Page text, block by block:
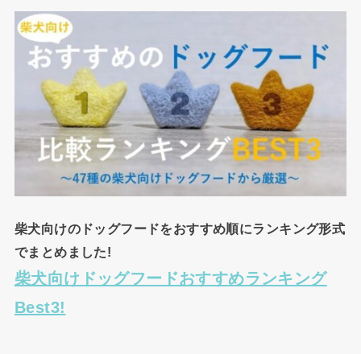
柴犬向けのドッグフードをおすすめ順にランキング形式
でまとめました!
柴犬向けドッグフードおすすめランキング
Best3!